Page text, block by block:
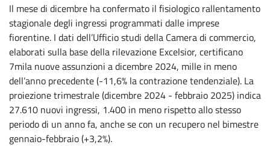
Il mese di dicembre ha confermato il fisiologico rallentamento
stagionale degli ingressi programmati dalle imprese
fiorentine. I dati dell’Ufficio studi della Camera di commercio,
elaborati sulla base della rilevazione Excelsior, certificano
7mila nuove assunzioni a dicembre 2024, mille in meno
dell’anno precedente (-11,6% la contrazione tendenziale). La
proiezione trimestrale (dicembre 2024 - febbraio 2025) indica
27.610 nuovi ingressi, 1.400 in meno rispetto allo stesso
periodo di un anno fa, anche se con un recupero nel bimestre
gennaio-febbraio (+3,2%).